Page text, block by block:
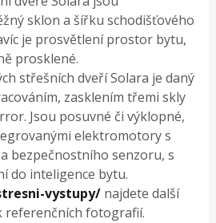
sklon a šířku schodišťového
je prosvětlení prostor bytu,
prosklené.
střešních dveří Solara je daný
zasklením třemi skly
Jsou posuvné či výklopné,
elektromotory s
bezpečnostního senzoru, s
do inteligence bytu.
vystupy/ najdete další
referenčních fotografií.